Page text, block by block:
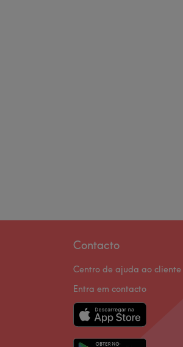
Contacto
Centro de ajuda ao cliente
Entra em contacto